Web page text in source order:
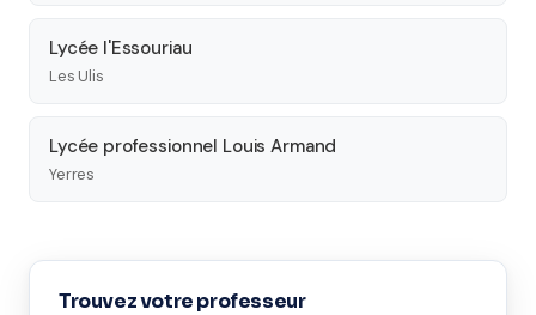
Lycée l'Essouriau
Les Ulis
Lycée professionnel Louis Armand
Yerres
Trouvez votre professeur